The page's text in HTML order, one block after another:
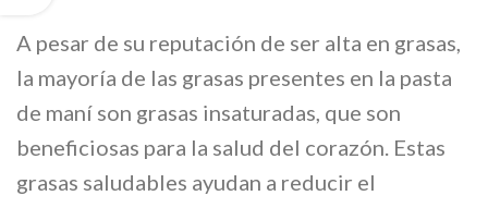
A pesar de su reputación de ser alta en grasas,
la mayoría de las grasas presentes en la pasta
de maní son grasas insaturadas, que son
beneficiosas para la salud del corazón. Estas
grasas saludables ayudan a reducir el